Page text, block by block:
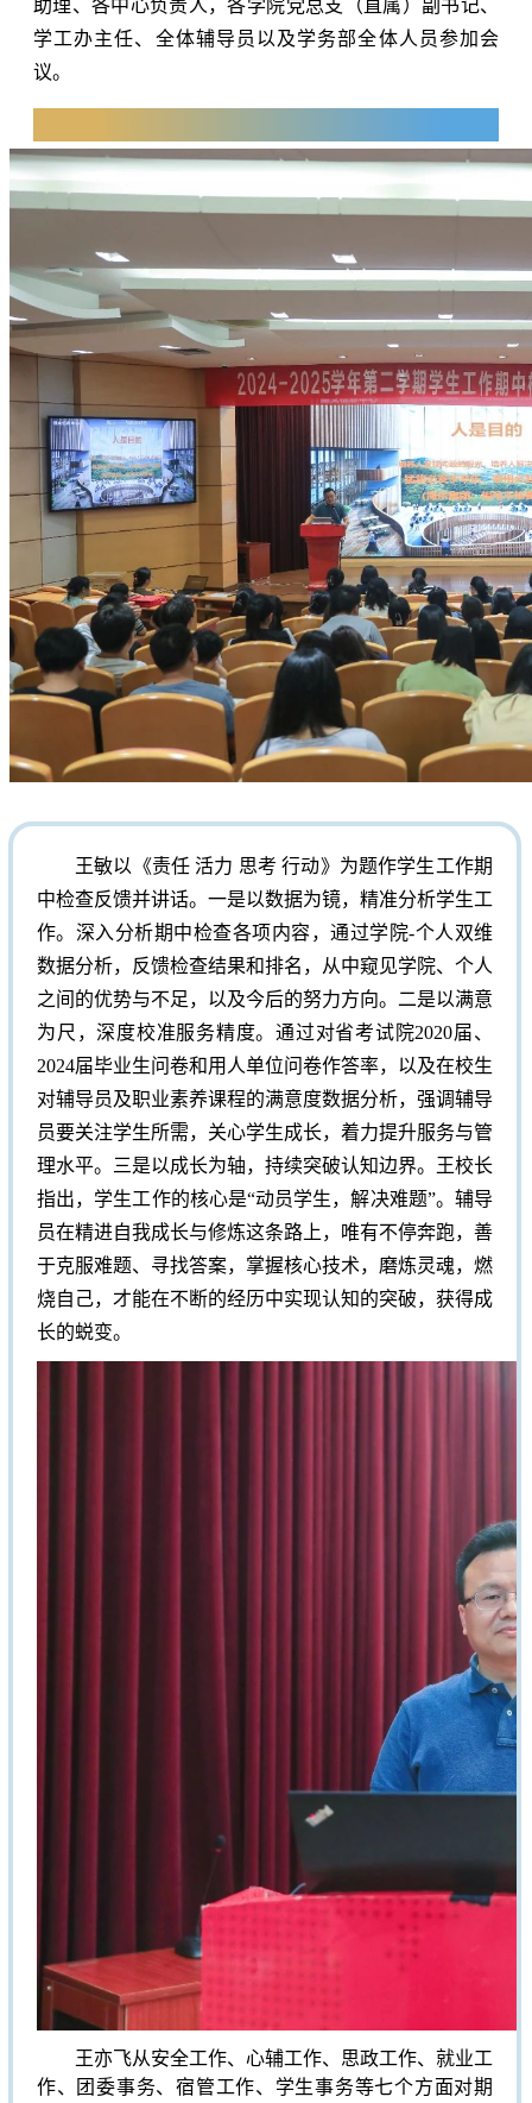
助理、各中心负责人，各学院党总支（直属）副书记、
学工办主任、全体辅导员以及学务部全体人员参加会
议。
王敏以《责任 活力 思考 行动》为题作学生工作期
中检查反馈并讲话。一是以数据为镜，精准分析学生工
作。深入分析期中检查各项内容，通过学院-个人双维
数据分析，反馈检查结果和排名，从中窥见学院、个人
之间的优势与不足，以及今后的努力方向。二是以满意
为尺，深度校准服务精度。通过对省考试院2020届、
2024届毕业生问卷和用人单位问卷作答率，以及在校生
对辅导员及职业素养课程的满意度数据分析，强调辅导
员要关注学生所需，关心学生成长，着力提升服务与管
理水平。三是以成长为轴，持续突破认知边界。王校长
指出，学生工作的核心是“动员学生，解决难题”。辅导
员在精进自我成长与修炼这条路上，唯有不停奔跑，善
于克服难题、寻找答案，掌握核心技术，磨炼灵魂，燃
烧自己，才能在不断的经历中实现认知的突破，获得成
长的蜕变。
王亦飞从安全工作、心辅工作、思政工作、就业工
作、团委事务、宿管工作、学生事务等七个方面对期